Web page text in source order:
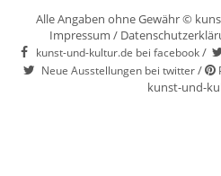
Alle Angaben ohne Gewähr ©
Impressum /
kunst-und-kultur.de bei facebook/
Neue Ausstellungen bei twitter/
kunst-und-